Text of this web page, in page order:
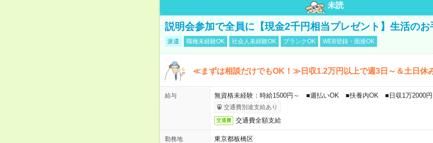
未読
説明会参加で全員に【現金2千円相当プレゼント】生活のお
派遣 職種未経験OK 社会人未経験OK ブランクOK WEB登録・面接OK
≪まずは相談だけでもOK！≫日収1.2万円以上で週3日～＆土日休
給与 無資格未経験：時給1500円～ ■週払いOK ■扶養内OK ■日収1万2000円
交通費別途支給あり
交通費 交通費全額支給
勤務地
東京都板橋区